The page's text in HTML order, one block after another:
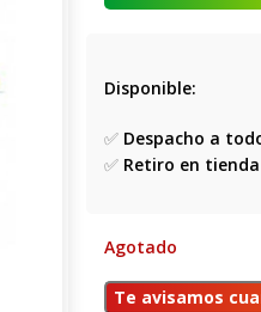
Disponible:
✅ Despacho a
✅ Retiro en tienda
Agotado